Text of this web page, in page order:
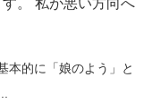
。 私が悪い方向へ
本的に「娘のよう」と